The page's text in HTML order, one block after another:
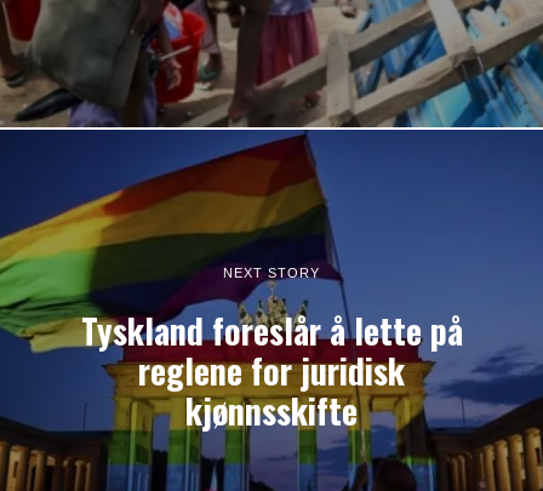
NEXT STORY
Tyskland foreslår å lette på
reglene for juridisk
kjønnsskifte